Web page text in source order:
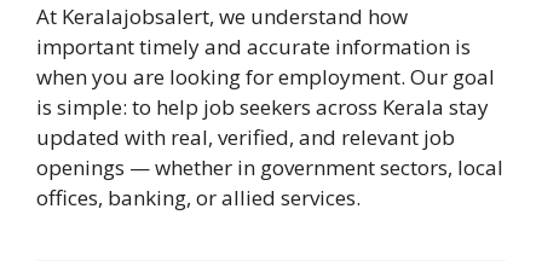
At Keralajobsalert, we understand how
important timely and accurate information is
when you are looking for employment. Our goal
is simple: to help job seekers across Kerala stay
updated with real, verified, and relevant job
openings — whether in government sectors, local
offices, banking, or allied services.